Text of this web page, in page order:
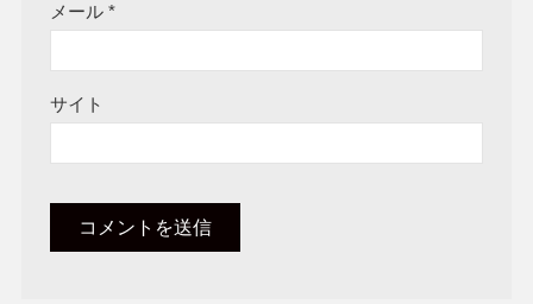
メール*
サイト